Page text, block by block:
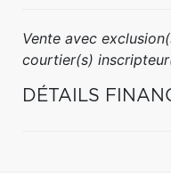
Vente avec
courtier(s)
DÉTAILS